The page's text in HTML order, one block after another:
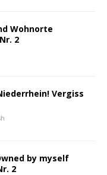
Wohnorte
2
Vergiss
by myself
2